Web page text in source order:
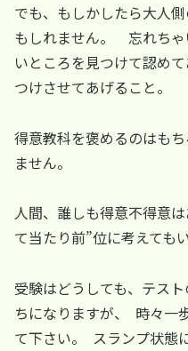
でも、もしかしたら大人
もしれません。 忘れち
いところを見つけて認め
つけさせてあげること。
得意教科を褒めるのはも
ません。
人間、誰しも得意不得意
て当たり前”位に考えても
受験はどうしても、テス
ちになりますが、 時々一
て下さい。 スランプ状態